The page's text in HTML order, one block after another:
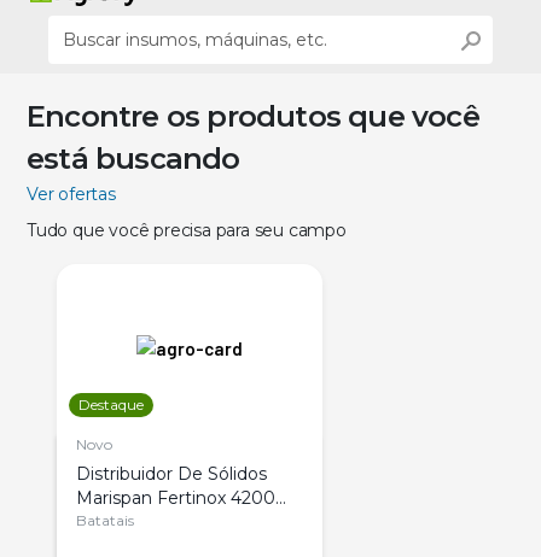
Encontre os produtos que você
está buscando
Ver ofertas
Tudo que você precisa para seu campo
Destaque
Novo
Distribuidor De Sólidos
Marispan Fertinox 4200
Citrus
Batatais